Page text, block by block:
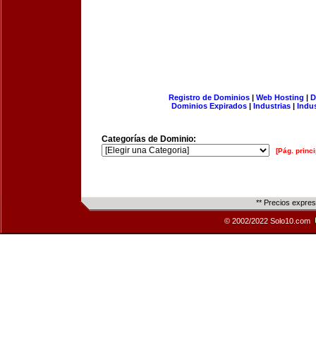
Registro de Dominios| Web Hosting |
Dominios Expirados | Industrias |
Categorías de Dominio:
[Pág.
** Precios
© 2002/2022 Solo10.com